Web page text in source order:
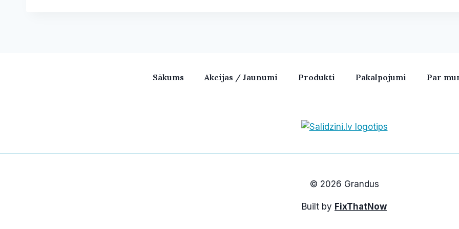
Sākums Akcijas / Jaunumi Produkti Pakalpojumi Par
© 2026 Grandus
Built by FixThatNow